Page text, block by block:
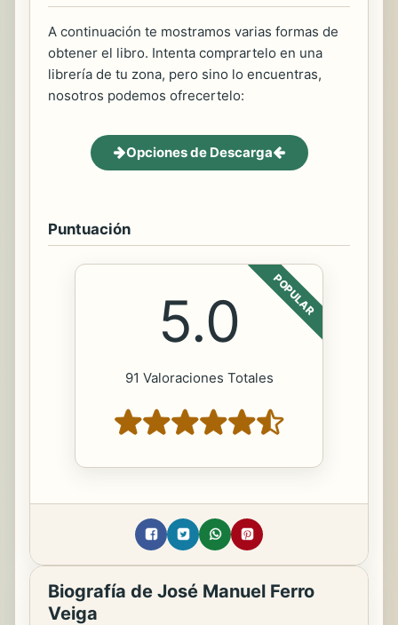
A continuación te mostramos varias formas de
obtener el libro. Intenta comprartelo en una
librería de tu zona, pero sino lo encuentras,
nosotros podemos ofrecertelo:
Opciones de Descarga
Puntuación
POPULAR
5.0
91 Valoraciones Totales
Biografía de José Manuel Ferro
Veiga